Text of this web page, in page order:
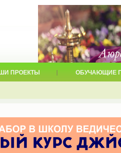
ПРОЕКТЫ ОБУЧАЮЩИЕ